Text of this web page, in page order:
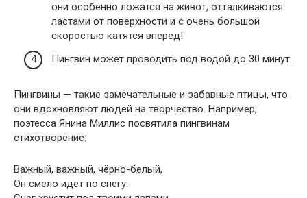
они особенно ложатся на живот, отталкиваются
ластами от поверхности и с очень большой
скоростью катятся вперед!
Пингвин может проводить под водой до 30 минут.
Пингвины — такие замечательные и забавные птицы, что
они вдохновляют людей на творчество. Например,
поэтесса Янина Миллис посвятила пингвинам
стихотворение:
Важный, важный, чёрно-белый,
Он смело идет по снегу.